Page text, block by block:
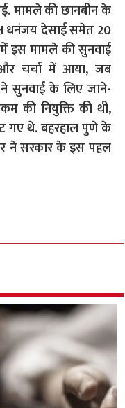
मामले की छानबीन के
धनंजय देसाई समेत 20
में इस मामले की सुनवाई
चर्चा में आया, जब
ने सुनवाई के लिए जाने-
की नियुक्ति की थी,
गए थे. बहरहाल पुणे के
ने सरकार के इस पहल